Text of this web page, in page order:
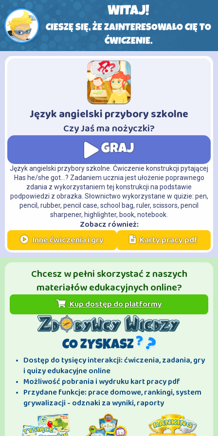
WITAJ!
CIESZĘ SIĘ, ŻE ZAINTERESOWAŁO CIĘ TO
ĆWICZENIE.
Język angielski przybory szkolne
- Czy Jaś ma nożyczki?
GRAJ
Język angielski przybory szkolne. Ćwiczenie konstrukcji pytającej
Has he/she got...? Zadaniem ucznia jest ułożenie poprawnego
zdania z wykorzystaniem tej konstrukcji na podstawie
podpowiedzi z obrazka. Słownictwo wykorzystane w quizie: pen,
pencil, rubber, pencil case, school bag, ruler, scissors, pencil
sharpener, highlighter, book, notebook.
Zobacz również:
Inne ćwiczenia i gry Karty pracy pdf
Chcesz w pełni skorzystać z naszych
materiałów edukacyjnych online?
Kup dostęp do platformy
CO ZYSKASZ
Dostęp do tysięcy interakcji: ćwiczenia, zadania, gry
i quizy edukacyjne online
Możliwość pobrania i wydruku kart pracy pdf
Przydane funkcje: prace domowe, rankingi, system
grywalizacji - odznaki za wyniki, raporty